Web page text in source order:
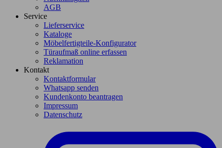
AGB
Service
Lieferservice
Kataloge
Möbelfertigteile-Konfigurator
Türaufmaß online erfassen
Reklamation
Kontakt
Kontaktformular
Whatsapp senden
Kundenkonto beantragen
Impressum
Datenschutz